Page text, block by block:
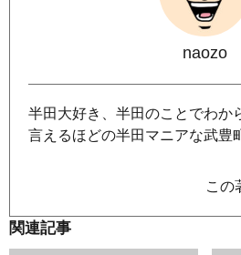
naozo
半田大好き、半田のことでわか
言えるほどの半田マニアな武豊
この
関連記事